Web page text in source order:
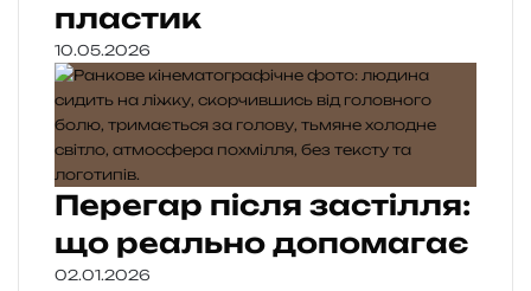
пластик
10.05.2026
Перегар після застілля:
що реально допомагає
02.01.2026